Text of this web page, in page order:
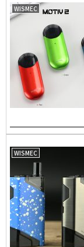
WISMEC
WISMEC